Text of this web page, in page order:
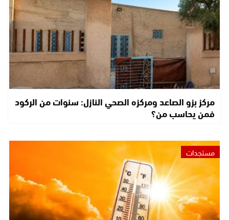
مركز بزو الصاعد ومركزه الصحي النازل: سنوات من الركود
فمن يحاسب من؟
مستجدات